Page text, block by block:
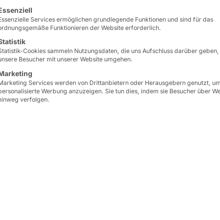
für
nicht in Sicht.
Ressourcen dort,
– und
Die Elektromobilität ist
repräsentative Studie
Elektroautofahrer ihr
eine Liste der Service-Gruppen, für die eine
Services ermöglichen grundlegende Funktionen und sind für das
Funktionieren der Website erforderlich.
Cookies sammeln Nutzungsdaten, die uns Aufschluss darüber
Besucher mit unserer Website umgehen.
Services werden von Drittanbietern oder Herausgebern genutzt, um
Werbung anzuzeigen. Sie tun dies, indem sie Besucher über
verfolgen.